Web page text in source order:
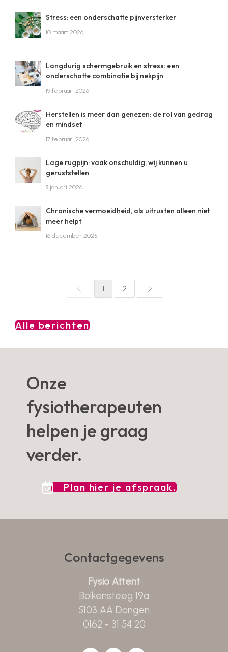
Stress: een onderschatte pijnversterker
10 maart 2026
Langdurig schermgebruik en stress: een
onderschatte combinatie bij nekpijn
19 februari 2026
Herstellen is meer dan genezen: de rol van gedrag
en mindset
17 februari 2026
Lage rugpijn: vaak onschuldig, wij kunnen u
geruststellen
8 januari 2026
Chronische vermoeidheid, als uitrusten alleen niet
meer helpt
16 december 2025
1 2
Alle berichten
Onze
fysiotherapeuten
helpen je graag
verder.
Plan hier je afspraak.
Contactgegevens
Fysio Attent
Bolkensteeg 19a
5103 AA Dongen
0162 - 31 54 20